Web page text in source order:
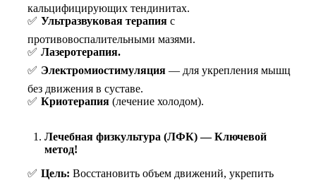
кальцифицирующих тендинитах.
Ультразвуковая терапияс
противовоспалительными мазями.
Лазеротерапия.
Электромиостимуляция— для укрепления мышц
без движения в суставе.
Криотерапия(лечение холодом).
Лечебная физкультура (ЛФК) — Ключевой
метод!
Цель: Восстановить объем движений, укрепить